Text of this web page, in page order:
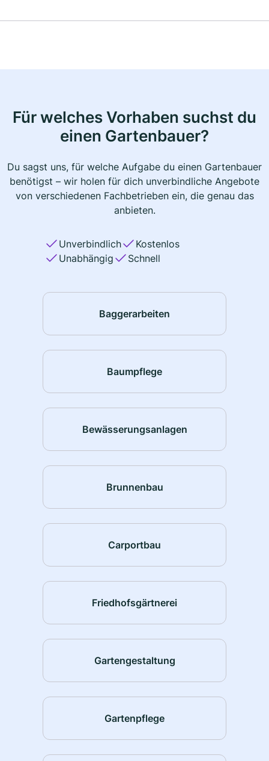
Für welches Vorhaben suchst du
einen Gartenbauer?
Du sagst uns, für welche Aufgabe du einen Gartenbauer
benötigst – wir holen für dich unverbindliche Angebote
von verschiedenen Fachbetrieben ein, die genau das
anbieten.
Unverbindlich
Kostenlos
Unabhängig
Schnell
Baggerarbeiten
Baumpflege
Bewässerungsanlagen
Brunnenbau
Carportbau
Friedhofsgärtnerei
Gartengestaltung
Gartenpflege